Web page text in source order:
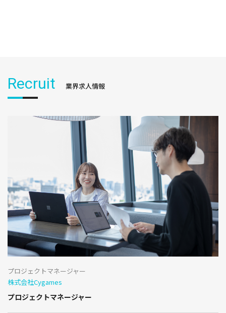
Recruit 業界求人情報
プロジェクトマネージャー
株式会社Cygames
プロジェクトマネージャー